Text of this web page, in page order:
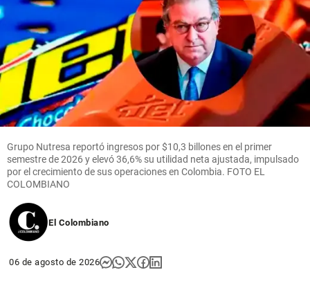
Grupo Nutresa reportó ingresos por $10,3 billones en el primer
semestre de 2026 y elevó 36,6% su utilidad neta ajustada, impulsado
por el crecimiento de sus operaciones en Colombia. FOTO EL
COLOMBIANO
El Colombiano
06 de agosto de 2026